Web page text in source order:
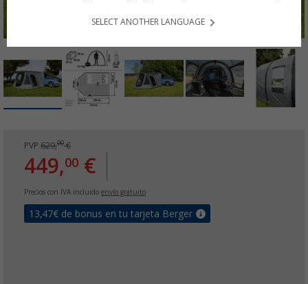
PVP 629,00€
449,00 €
Precios con IVA incluido envío gratuito
13,47€ de bonus en tu tarjeta Berger
SELECT ANOTHER LANGUAGE